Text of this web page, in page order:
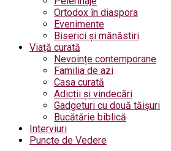
Ortodox în diaspora
Evenimente
Biserici și mănăstiri
Viață curată
Nevoințe contemporane
Familia de azi
Casa curată
Adicții și vindecări
Gadgeturi cu două tăișuri
Bucătărie biblică
Interviuri
Puncte de Vedere